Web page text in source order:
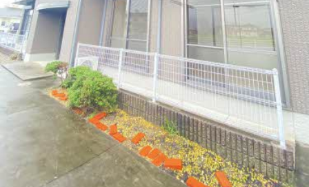
地図から探す
人気のカテゴリから探す